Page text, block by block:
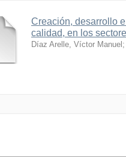
Creación, desarrollo
calidad, en los
Díaz Arelle, Víctor Manuel ;